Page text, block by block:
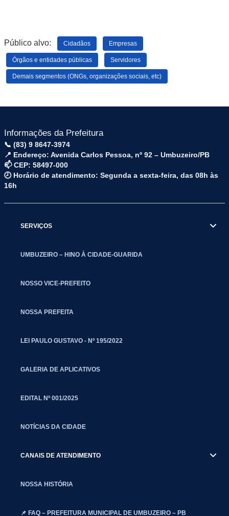
Público alvo: Cidadãos Empresas
Órgãos e entidades públicas Servidores
Demais segmentos (ONGs, organizações sociais, etc)
Informações da Prefeitura
📞 (83) 9 8647-3974
📍 Endereço: Avenida Carlos Pessoa, nº 92 – Umbuzeiro/PB
📫 CEP: 58497-000
🕗 Horário de atendimento: Segunda a sexta-feira, das 08h às
16h
SERVIÇOS
UMBUZEIRO – HINO À CIDADE-GUARIDA
NOSSO VICE-PREFEITO
NOSSA PREFEITA
LEI PAULO GUSTAVO - Nº 195/2022
GALERIA DE APLICATIVOS
EDITAL Nº 001/2025
NOTÍCIAS DA CIDADE
CANAIS DE ATENDIMENTO
NOSSA HISTÓRIA
📌 FAQ – PREFEITURA MUNICIPAL DE UMBUZEIRO – PB